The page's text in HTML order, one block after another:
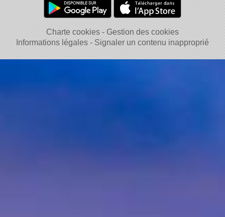
Charte cookies
Gestion des cookies
Informations légales
Signaler un contenu inapproprié